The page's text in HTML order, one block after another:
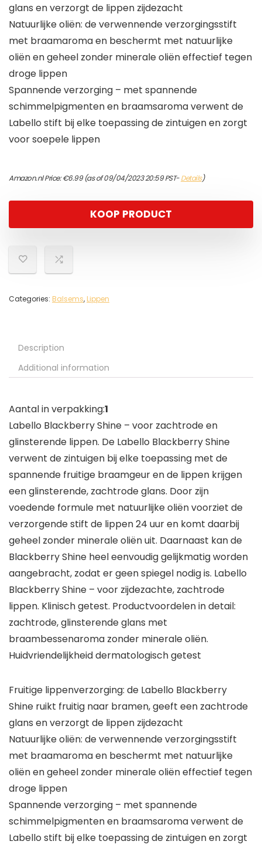
glans en verzorgt de lippen zijdezacht
Natuurlijke oliën: de verwennende verzorgingsstift
met braamaroma en beschermt met natuurlijke
oliën en geheel zonder minerale oliën effectief tegen
droge lippen
Spannende verzorging – met spannende
schimmelpigmenten en braamsaroma verwent de
Labello stift bij elke toepassing de zintuigen en zorgt
voor soepele lippen
Amazon.nl Price:€6.99(as of 09/04/2023 20:59 PST-Details)
KOOP PRODUCT
Categories: Balsems, Lippen
Description
Additional information
Aantal in verpakking:1
Labello Blackberry Shine – voor zachtrode en
glinsterende lippen. De Labello Blackberry Shine
verwent de zintuigen bij elke toepassing met de
spannende fruitige braamgeur en de lippen krijgen
een glinsterende, zachtrode glans. Door zijn
voedende formule met natuurlijke oliën voorziet de
verzorgende stift de lippen 24 uur en komt daarbij
geheel zonder minerale oliën uit. Daarnaast kan de
Blackberry Shine heel eenvoudig gelijkmatig worden
aangebracht, zodat er geen spiegel nodig is. Labello
Blackberry Shine – voor zijdezachte, zachtrode
lippen. Klinisch getest. Productvoordelen in detail:
zachtrode, glinsterende glans met
braambessenaroma zonder minerale oliën.
Huidvriendelijkheid dermatologisch getest
Fruitige lippenverzorging: de Labello Blackberry
Shine ruikt fruitig naar bramen, geeft een zachtrode
glans en verzorgt de lippen zijdezacht
Natuurlijke oliën: de verwennende verzorgingsstift
met braamaroma en beschermt met natuurlijke
oliën en geheel zonder minerale oliën effectief tegen
droge lippen
Spannende verzorging – met spannende
schimmelpigmenten en braamsaroma verwent de
Labello stift bij elke toepassing de zintuigen en zorgt